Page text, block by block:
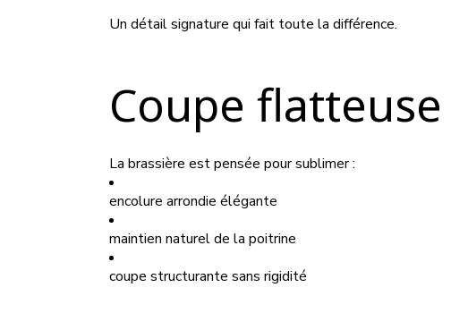
Un détail signature qui fait toute la différence.
Coupe
La brassière est pensée pour sublimer :
encolure arrondie élégante
maintien naturel de la poitrine
coupe structurante sans rigidité